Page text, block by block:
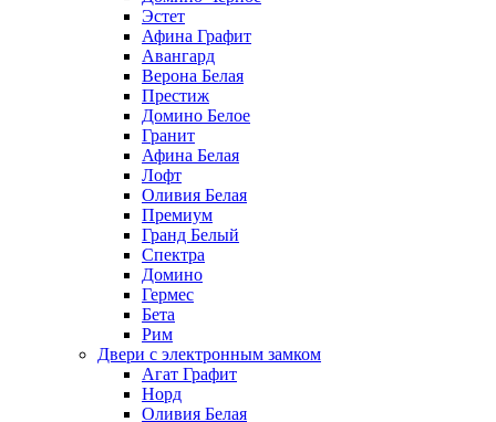
Эстет
Афина Графит
Авангард
Верона Белая
Престиж
Домино Белое
Гранит
Афина Белая
Лофт
Оливия Белая
Премиум
Гранд Белый
Спектра
Домино
Гермес
Бета
Рим
Двери с электронным замком
Агат Графит
Норд
Оливия Белая